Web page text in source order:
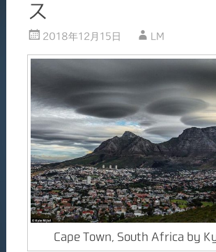
ス
2018年12月15日 LM
Cape Town, South Africa by